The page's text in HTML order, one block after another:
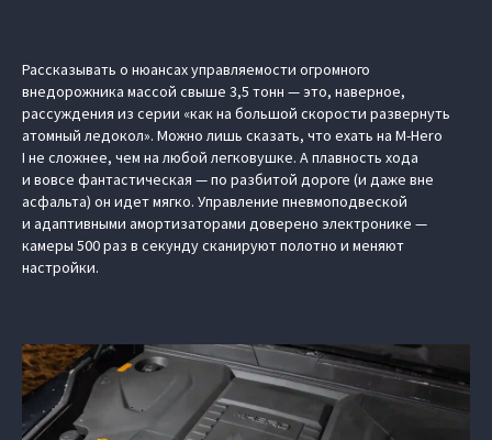
Рассказывать о нюансах управляемости огромного
внедорожника массой свыше 3,5 тонн — это, наверное,
рассуждения из серии «как на большой скорости развернуть
атомный ледокол». Можно лишь сказать, что ехать на M-Hero
I не сложнее, чем на любой легковушке. А плавность хода
и вовсе фантастическая — по разбитой дороге (и даже вне
асфальта) он идет мягко. Управление пневмоподвеской
и адаптивными амортизаторами доверено электронике —
камеры 500 раз в секунду сканируют полотно и меняют
настройки.